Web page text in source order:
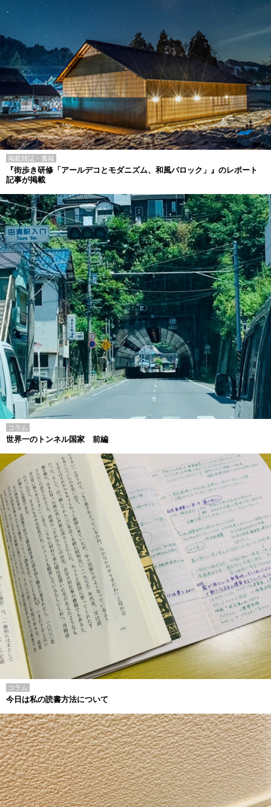
掲載雑誌・書籍
『街歩き研修「アールデコとモダニズム、和風バロック」』のレポート
記事が掲載
コラム
世界一のトンネル国家 前編
コラム
今日は私の読書方法について